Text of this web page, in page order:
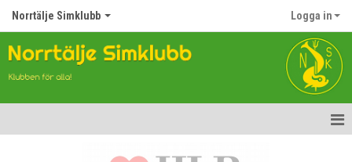
Norrtälje Simklubb Logga in